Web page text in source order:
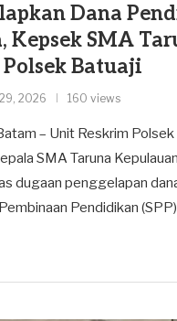
Dana
Kepsek SMA
Batuaji
29, 2026 160 views
– Unit Reskrim Polsek
SMA Taruna
dugaan penggelapan
Pendidikan